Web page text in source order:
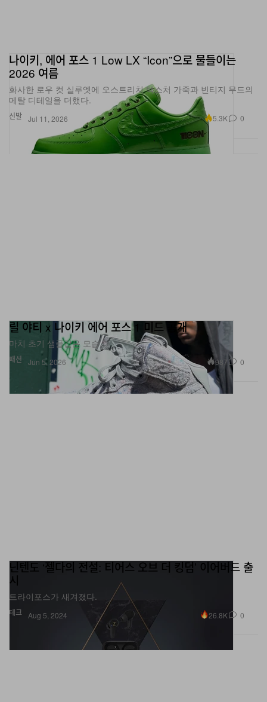
신발
나이키, 에어 포스 1 Low LX “Icon”으로 물들이는
2026 여름
화사한 로우 컷 실루엣에 오스트리치 텍스처 가죽과 빈티지 무드의
메탈 디테일을 더했다.
Jul 11, 2026 5.3K 0
패션
릴 야티 x 나이키 에어 포스 1 미드 공개
마치 초기 샘플같은 모습.
Jun 5, 2026 987 0
테크
닌텐도 ‘젤다의 전설: 티어스 오브 더 킹덤’ 이어버드 출
시
트라이포스가 새겨졌다.
Aug 5, 2024 26.8K 0